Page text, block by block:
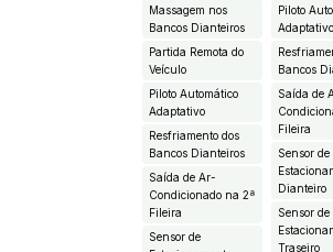
Massagem nos
Bancos Dianteiros
Partida Remota do
Veículo
Piloto Automático
Adaptativo
Resfriamento dos
Bancos Dianteiros
Saída de Ar-
Condicionado na 2ª
Fileira
Sensor de
Piloto
Adaptativo
Bancos
Saída de
Fileira
Sensor de
Dianteiro
Sensor de
Traseiro